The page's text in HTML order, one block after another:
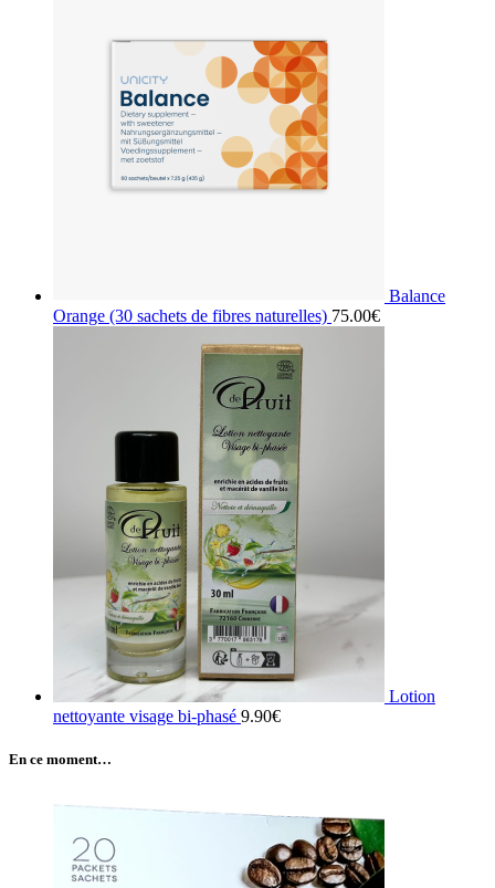
Balance
Orange (30 sachets de fibres naturelles) 75.00€
Lotion
nettoyante visage bi-phasé 9.90€
En ce moment…